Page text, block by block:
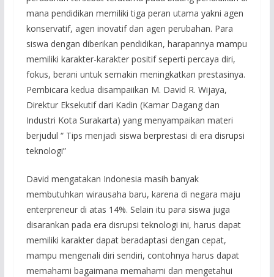
mana pendidikan memiliki tiga peran utama yakni agen
konservatif, agen inovatif dan agen perubahan. Para
siswa dengan diberikan pendidikan, harapannya mampu
memiliki karakter-karakter positif seperti percaya diri,
fokus, berani untuk semakin meningkatkan prestasinya.
Pembicara kedua disampaiikan M. David R. Wijaya,
Direktur Eksekutif dari Kadin (Kamar Dagang dan
Industri Kota Surakarta) yang menyampaikan materi
berjudul “ Tips menjadi siswa berprestasi di era disrupsi
teknologi”
David mengatakan Indonesia masih banyak
membutuhkan wirausaha baru, karena di negara maju
enterpreneur di atas 14%. Selain itu para siswa juga
disarankan pada era disrupsi teknologi ini, harus dapat
memiliki karakter dapat beradaptasi dengan cepat,
mampu mengenali diri sendiri, contohnya harus dapat
memahami bagaimana memahami dan mengetahui